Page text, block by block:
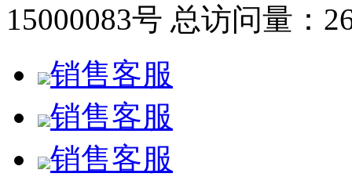
15000083号 总访问量：
销售客服
销售客服
销售客服